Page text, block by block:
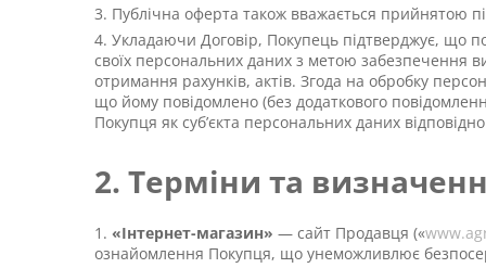
Публічна оферта також вважається прийнятою
Укладаючи Договір, Покупець підтверджує, що
своїх персональних даних з метою забезпечення
отримання рахунків, актів. Згода на обробку
що йому повідомлено (без додаткового
Покупця як суб’єкта персональних даних
2. Терміни та
«Інтернет-магазин» — сайт Продавця («
ознайомлення Покупця, що унеможливлює